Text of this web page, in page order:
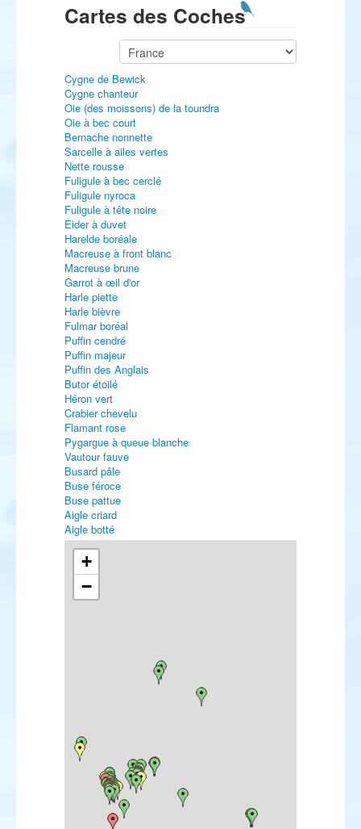
Cartes des Coches
Cygne de Bewick
Cygne chanteur
Oie (des moissons) de la toundra
Oie à bec court
Bernache nonnette
Sarcelle à ailes vertes
Nette rousse
Fuligule à bec cerclé
Fuligule nyroca
Fuligule à tête noire
Eider à duvet
Harelde boréale
Macreuse à front blanc
Macreuse brune
Garrot à œil d'or
Harle piette
Harle bièvre
Fulmar boréal
Puffin cendré
Puffin majeur
Puffin des Anglais
Butor étoilé
Héron vert
Crabier chevelu
Flamant rose
Pygargue à queue blanche
Vautour fauve
Busard pâle
Buse féroce
Buse pattue
Aigle criard
Aigle botté
Faucon crécerellette
Faucon kobez
Faucon d'Eléonore
Marouette poussin
Marouette de Baillon
Bécasseau de Temminck
Bécasseau de Bonaparte
Bécasseau tacheté
Bécasseau à queue pointue
Bécasseau falcinelle
Bécasseau rousset
Bécassin à long bec
+
−